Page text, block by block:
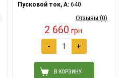
Пусковой ток, A: 640
Отзывы (0)
2 660 грн.
- +
В КОРЗИНУ